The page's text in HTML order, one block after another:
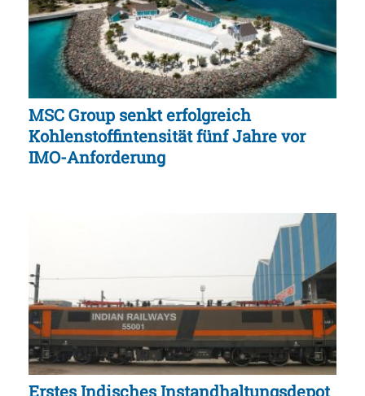
MSC Group senkt erfolgreich
Kohlenstoffintensität fünf Jahre vor
IMO-Anforderung
Erstes Indisches Instandhaltungsdepot